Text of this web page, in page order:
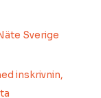
Sverige
inskrivnin,